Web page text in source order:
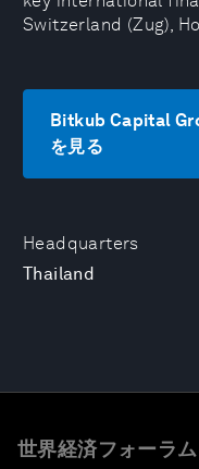
Headquarters
Thailand
Switzerland (Zug),
Bitkub Capital
を見る
世界経済フォーラ